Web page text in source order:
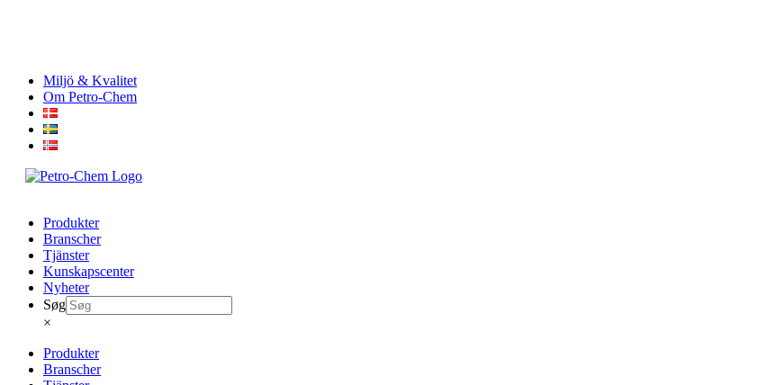
content
Miljö & Kvalitet
Om Petro-Chem
Produkter
Branscher
Tjänster
Kunskapscenter
Nyheter
Søg
×
Produkter
Branscher